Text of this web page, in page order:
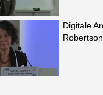
Digitale